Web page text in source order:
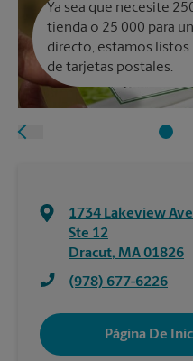
Ya sea que necesite
tienda o 25 000 para
directo, estamos listos
de tarjetas postales.
1734 Lakeview Ave
Ste 12
Dracut, MA01826
(978) 677-6226
Página De